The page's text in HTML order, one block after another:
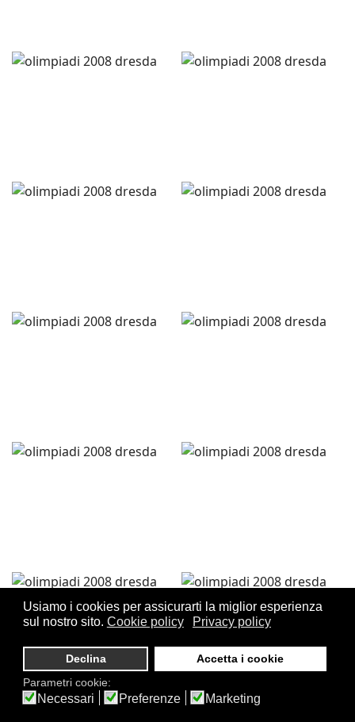
Usiamo i cookies per assicurarti la miglior esperienza
sul nostro sito. Cookie policy Privacy policy
Declina
Accetta i cookie
Parametri cookie:
Necessari Preferenze Marketing